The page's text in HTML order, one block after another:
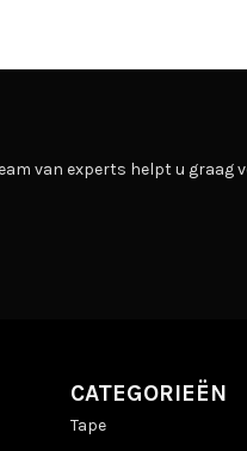
van experts helpt u graag
CATEGORIEËN
Tape